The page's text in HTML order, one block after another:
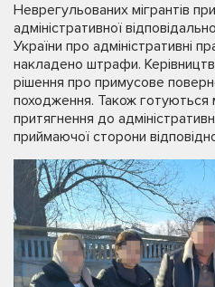
Неврегульованих мігрантів
адміністративної
України про адміністративні
накладено штрафи.
рішення про примусове
походження. Також готуються
притягнення до
приймаючої сторони